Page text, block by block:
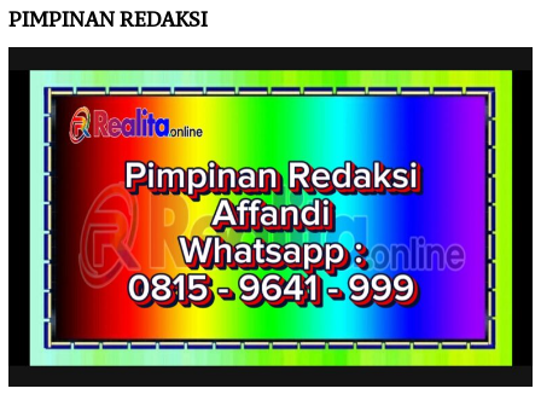
PIMPINAN REDAKSI